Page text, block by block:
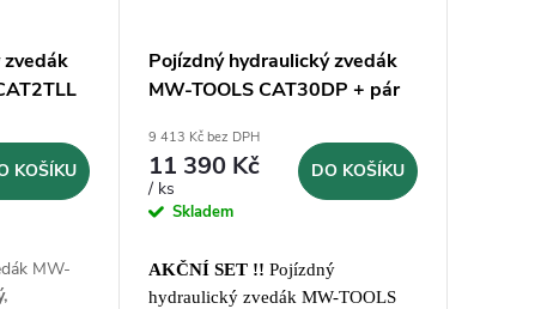
KOŠÍKU
MW-
Pojízdný hydraulický zvedák
MW-TOOLS CAT30DP + pár
9 413 Kč bez DPH
11 390 Kč
/ ks
Skladem
DO KOŠÍKU
AKČNÍ SET !! Pojízdný
hydraulický zvedák MW-TOOLS